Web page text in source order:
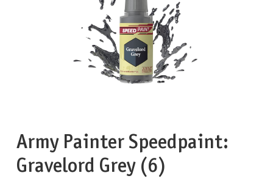
Army Painter Speedpaint:
Gravelord Grey (6)